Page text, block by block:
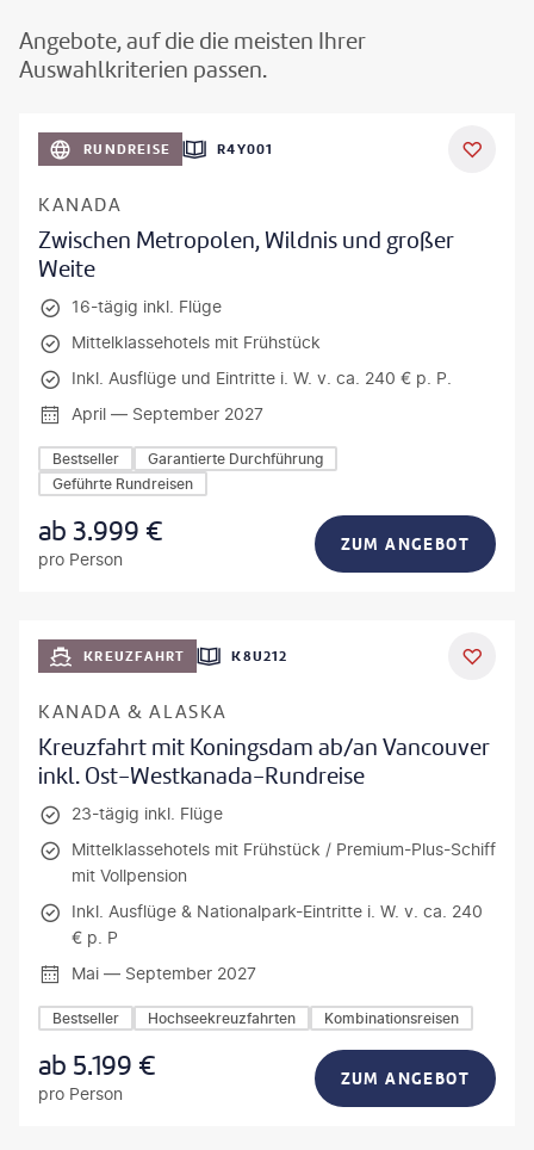
Angebote, auf die die meisten Ihrer
Auswahlkriterien passen.
RUNDREISE R4Y001
KANADA
Zwischen Metropolen, Wildnis und großer
Weite
16-tägig inkl. Flüge
Mittelklassehotels mit Frühstück
Inkl. Ausflüge und Eintritte i. W. v. ca. 240 € p. P.
April — September 2027
Bestseller
Garantierte Durchführung
Geführte Rundreisen
ab3.999 €
pro Person
ZUM ANGEBOT
KREUZFAHRT K8U212
KANADA & ALASKA
Kreuzfahrt mit Koningsdam ab/an Vancouver
inkl. Ost-Westkanada-Rundreise
23-tägig inkl. Flüge
Mittelklassehotels mit Frühstück / Premium-Plus-Schiff
mit Vollpension
Inkl. Ausflüge & Nationalpark-Eintritte i. W. v. ca. 240
€ p. P
Mai — September 2027
Bestseller Hochseekreuzfahrten Kombinationsreisen
ab 5.199 €
pro Person
ZUM ANGEBOT